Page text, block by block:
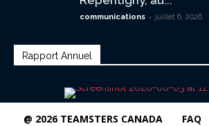
communications - juillet 6, 2026
Rapport Annuel
@ 2026 TEAMSTERS CANADA FAQ